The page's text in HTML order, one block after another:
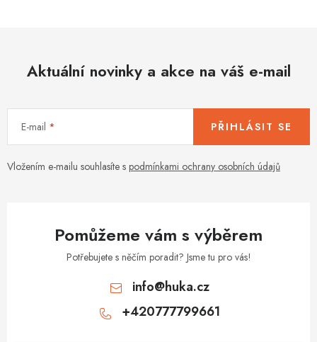
Aktuální novinky a akce na váš e-mail
E-mail
Vložením e-mailu souhlasíte s podmínkami ochrany osobních údajů
PŘIHLÁSIT SE
Pomůžeme vám s výběrem
Potřebujete s něčím poradit? Jsme tu pro vás!
info@huka.cz
+420777799661